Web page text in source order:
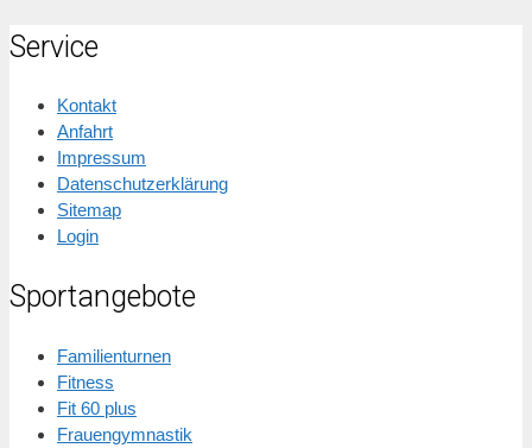
Service
Kontakt
Anfahrt
Impressum
Datenschutzerklärung
Sitemap
Login
Sportangebote
Familienturnen
Fitness
Fit 60 plus
Frauengymnastik